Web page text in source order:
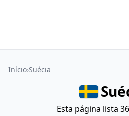
Início Suécia
Esta página lista